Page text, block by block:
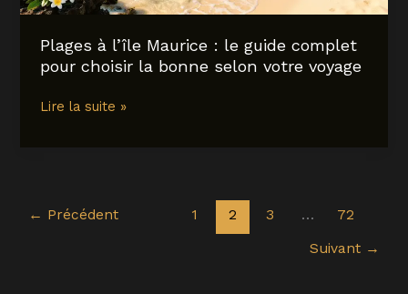
la
mérite
plus
étape
Plages à l’île Maurice : le guide complet
pour choisir la bonne selon votre voyage
Plages
le
Lire la suite »
← Précédent 1 2 3 … 72
Suivant →